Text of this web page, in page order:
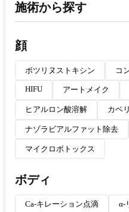
施術から探す
顔
ボツリヌストキシン コ
HIFU アートメイク
ヒアルロン酸溶解 カベ
ナゾラビアルファット除去
マイクロボトックス
ボディ
Ca-キレーション点滴 α-